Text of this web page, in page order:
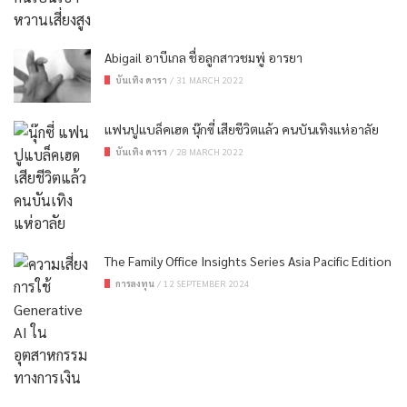
Abigail อาบีเกล ชื่อลูกสาวชมพู่ อารยา
บันเทิง ดารา / 31 MARCH 2022
แฟนปูแบล็คเฮด นุ๊กซี่ เสียชีวิตแล้ว คนบันเทิงแห่อาลัย
บันเทิง ดารา / 28 MARCH 2022
The Family Office Insights Series Asia Pacific Edition
การลงทุน / 12 SEPTEMBER 2024